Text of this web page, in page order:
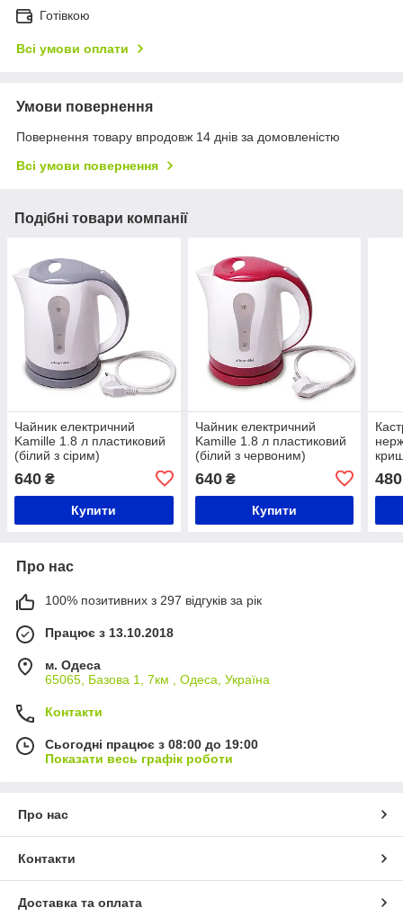
Готівкою
Всі умови оплати
Умови повернення
Повернення товару впродовж 14 днів за домовленістю
Всі умови повернення
Подібні товари компанії
Чайник електричний
Kamille 1.8 л пластиковий
(білий з сірим)
640 ₴
Купити
Чайник електричний
Kamille 1.8 л пластиковий
(білий з червоним)
640₴
Купити
480
Про нас
100% позитивних з 297 відгуків за рік
Працює з 13.10.2018
м. Одеса
65065, Базова 1, 7км , Одеса, Україна
Контакти
Сьогодні працює з 08:00 до 19:00
Показати весь графік роботи
Про нас
Контакти
Доставка та оплата